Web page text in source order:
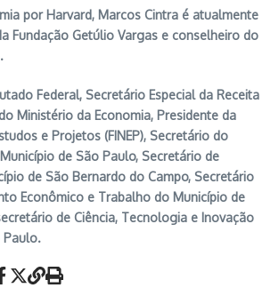
por Harvard, Marcos Cintra é atualmente
Fundação Getúlio Vargas e conselheiro do
Federal, Secretário Especial da Receita
Ministério da Economia, Presidente da
e Projetos (FINEP), Secretário do
de São Paulo, Secretário de
de São Bernardo do Campo, Secretário
Econômico e Trabalho do Município de
de Ciência, Tecnologia e Inovação
Paulo.